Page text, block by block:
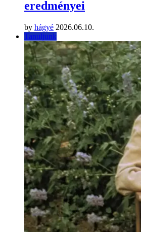
eredményei
by hágyé 2026.06.10.
Tanuljunk